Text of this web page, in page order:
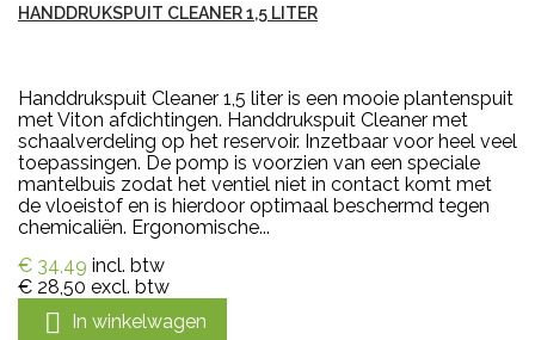
HANDDRUKSPUIT CLEANER 1,5 LITER
Handdrukspuit Cleaner 1,5 liter is een mooie plantenspuit
met Viton afdichtingen. Handdrukspuit Cleaner met
schaalverdeling op het reservoir. Inzetbaar voor heel veel
toepassingen. De pomp is voorzien van een speciale
mantelbuis zodat het ventiel niet in contact komt met
de vloeistof en is hierdoor optimaal beschermd tegen
chemicaliën. Ergonomische...
€ 34,49 incl. btw
€ 28,50 excl. btw
 In winkelwagen